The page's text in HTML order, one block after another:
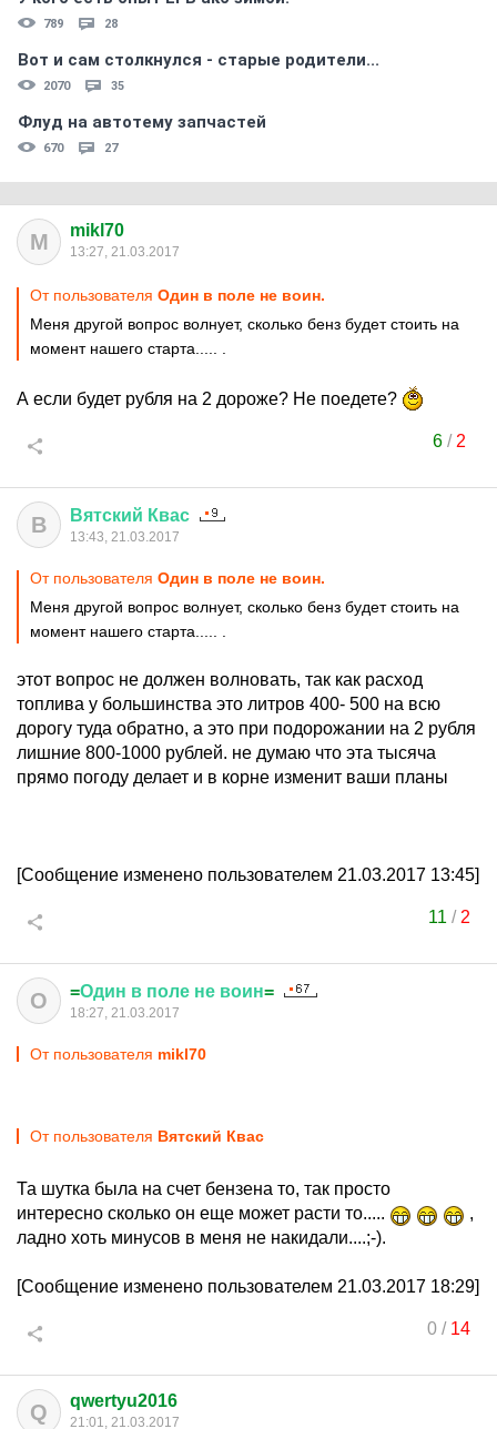
789 28
Вот и сам столкнулся - старые родители...
2070 35
Флуд на автотему запчастей
670 27
M mikl70
13:27, 21.03.2017
От пользователя Один в поле не воин.
Меня другой вопрос волнует, сколько бенз будет стоить на
момент нашего старта..... .
А если будет рубля на 2 дороже? Не поедете?
6/ 2
В Вятский Квас
13:43, 21.03.2017
От пользователя Один в поле не воин.
Меня другой вопрос волнует, сколько бенз будет стоить на
момент нашего старта..... .
этот вопрос не должен волновать, так как расход
топлива у большинства это литров 400- 500 на всю
дорогу туда обратно, а это при подорожании на 2 рубля
лишние 800-1000 рублей. не думаю что эта тысяча
прямо погоду делает и в корне изменит ваши планы
[Сообщение изменено пользователем 21.03.2017 13:45]
11 / 2
О =Один в поле не воин=
18:27, 21.03.2017
От пользователя mikl70
От пользователя Вятский Квас
Та шутка была на счет бензена то, так просто
интересно сколько он еще может расти то.....
,
ладно хоть минусов в меня не накидали....;-).
[Сообщение изменено пользователем 21.03.2017 18:29]
0 / 14
Q qwertyu2016
21:01, 21.03.2017